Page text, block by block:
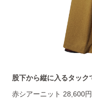
股下から縦に入るタッ
赤シアーニット 28,600